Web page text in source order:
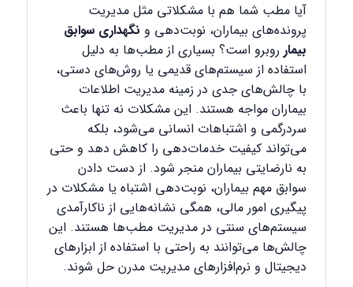
آیا مطب شما هم با مشکلاتی مثل مدیریت
پرونده‌های بیماران، نوبت‌دهی و نگهداری سوابق
بیمار روبرو است؟ بسیاری از مطب‌ها به دلیل
استفاده از سیستم‌های قدیمی یا روش‌های دستی،
با چالش‌های جدی در زمینه مدیریت اطلاعات
بیماران مواجه هستند. این مشکلات نه تنها باعث
سردرگمی و اشتباهات انسانی می‌شود، بلکه
می‌تواند کیفیت خدمات‌دهی را کاهش دهد و حتی
به نارضایتی بیماران منجر شود. از دست دادن
سوابق مهم بیماران، نوبت‌دهی اشتباه یا مشکلات در
پیگیری امور مالی، همگی نشانه‌هایی از ناکارآمدی
سیستم‌های سنتی در مدیریت مطب‌ها هستند. این
چالش‌ها می‌توانند به راحتی با استفاده از ابزارهای
دیجیتال و نرم‌افزارهای مدیریت مدرن حل شوند.